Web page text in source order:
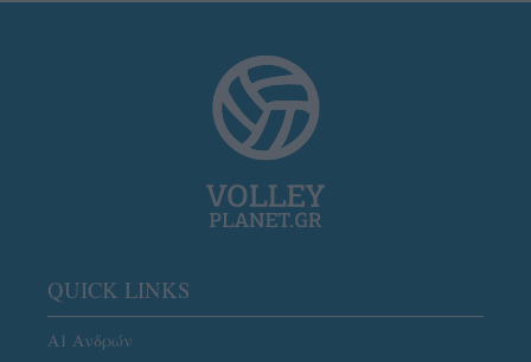
QUICK LINKS
Α1 Ανδρών